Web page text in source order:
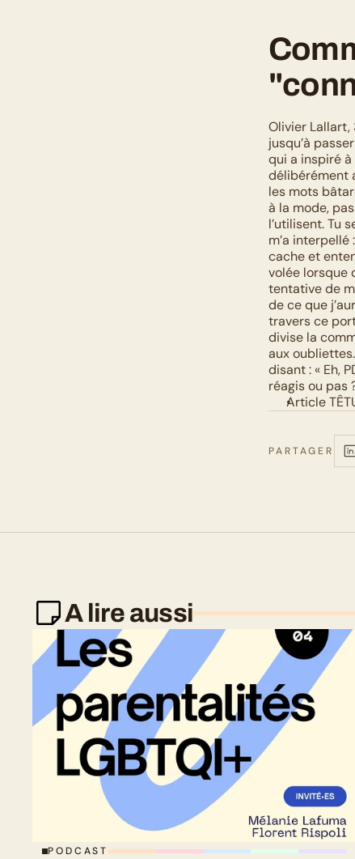
Olivier Lallart,
jusqu’à
qui a inspiré
délibérément
les mots
à la mode,
l’utilisent. Tu
m’a
cache et
volée lorsque
tentative de
de ce que
travers ce
divise la
aux
disant : « Eh,
réagis ou pas
Article
PARTAGER
A lire aussi
PODCAST